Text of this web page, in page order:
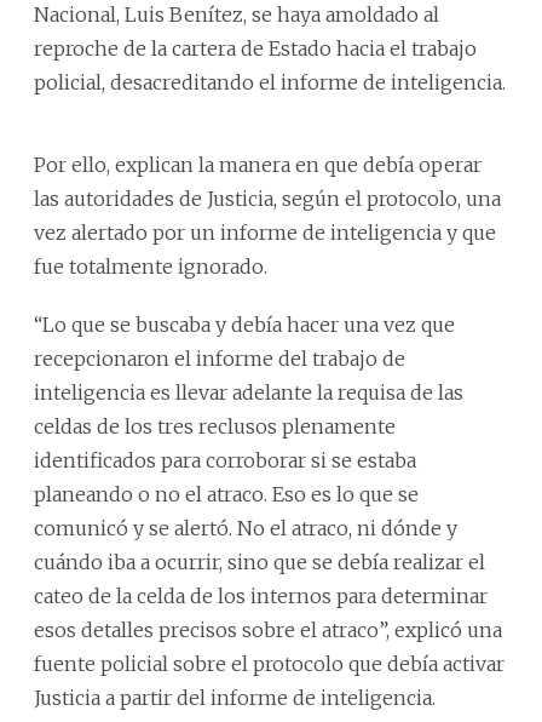
Nacional, Luis Benítez, se haya amoldado al
reproche de la cartera de Estado hacia el trabajo
policial, desacreditando el informe de inteligencia.
Por ello, explican la manera en que debía operar
las autoridades de Justicia, según el protocolo, una
vez alertado por un informe de inteligencia y que
fue totalmente ignorado.
“Lo que se buscaba y debía hacer una vez que
recepcionaron el informe del trabajo de
inteligencia es llevar adelante la requisa de las
celdas de los tres reclusos plenamente
identificados para corroborar si se estaba
planeando o no el atraco. Eso es lo que se
comunicó y se alertó. No el atraco, ni dónde y
cuándo iba a ocurrir, sino que se debía realizar el
cateo de la celda de los internos para determinar
esos detalles precisos sobre el atraco”, explicó una
fuente policial sobre el protocolo que debía activar
Justicia a partir del informe de inteligencia.